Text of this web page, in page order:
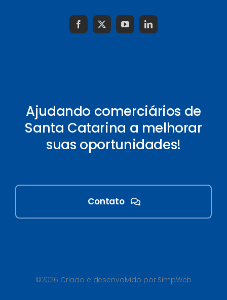
Ajudando comerciários de
Santa Catarina a melhorar
suas oportunidades!
Contato
©2026 Criado e desenvolvido por SimpWeb